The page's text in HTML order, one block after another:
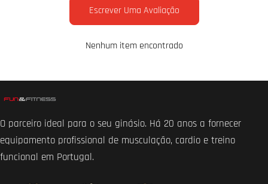
Escrever Uma Avaliação
Nenhum item encontrado
O parceiro ideal para o seu ginásio. Há 20 anos a fornecer
equipamento profissional de musculação, cardio e treino
funcional em Portugal.